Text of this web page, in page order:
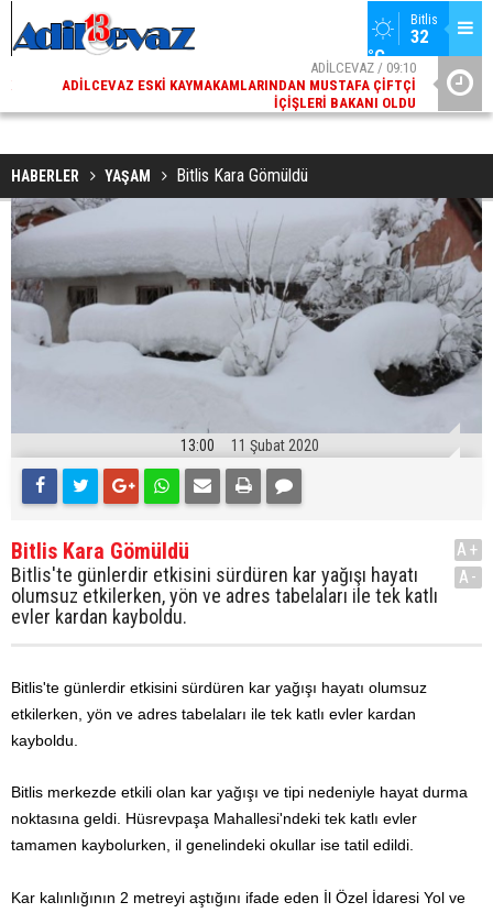
Bitlis
32
°C
ADİLCEVAZ / 09:10
ADILCEVAZ ESKI KAYMAKAMLARINDAN MUSTAFA ÇIFTÇI
İÇIŞLERI BAKANI OLDU
HABERLER YAŞAM Bitlis Kara Gömüldü
13:00 11 Şubat 2020
Bitlis Kara Gömüldü
Bitlis'te günlerdir etkisini sürdüren kar yağışı hayatı
olumsuz etkilerken, yön ve adres tabelaları ile tek katlı
evler kardan kayboldu.
A+
A-
Bitlis'te günlerdir etkisini sürdüren kar yağışı hayatı olumsuz
etkilerken, yön ve adres tabelaları ile tek katlı evler kardan
kayboldu.
Bitlis merkezde etkili olan kar yağışı ve tipi nedeniyle hayat durma
noktasına geldi. Hüsrevpaşa Mahallesi'ndeki tek katlı evler
tamamen kaybolurken, il genelindeki okullar ise tatil edildi.
Kar kalınlığının 2 metreyi aştığını ifade eden İl Özel İdaresi Yol ve